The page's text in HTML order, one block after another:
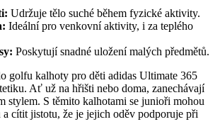
Udržuje tělo suché během fyzické aktivity.
Ideální pro venkovní aktivity, i za teplého
Poskytují snadné uložení malých předmětů.
golfu kalhoty pro děti adidas Ultimate 365
Ať už na hřišti nebo doma, zanechávají
stylem. S těmito kalhotami se junioři mohou
a cítit jistotu, že je jejich oděv podporuje při